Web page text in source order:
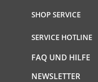
SHOP SERVICE
SERVICE HOTLINE
FAQ UND HILFE
NEWSLETTER